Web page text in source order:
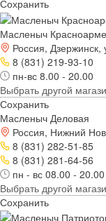
Сохранить
Масленыч
Россия,
8 (831) 219-93-10
пн-вс 8.00 - 20.00
Выбрать другой
Сохранить
Масленыч Деловая
Россия, Нижний
8 (831) 282-51-85
8 (831) 281-64-56
пн - вс 08.00 - 20.00
Выбрать другой
Сохранить